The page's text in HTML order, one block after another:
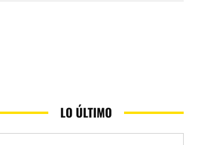
LO ÚLTIMO